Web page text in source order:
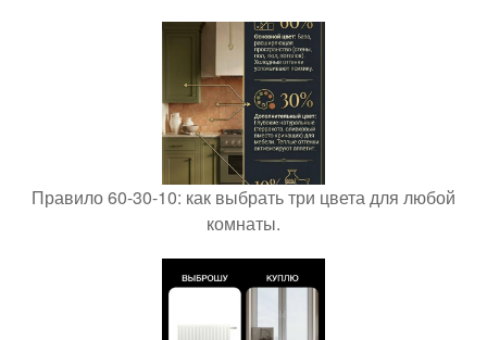
Правило 60-30-10: как выбрать три цвета для любой
комнаты.